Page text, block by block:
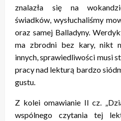
znalazła się na
świadków, wysłuchaliśmy
oraz samej Balladyny.
ma zbrodni bez kary, nikt
innych, sprawiedliwości musi
pracy nad lekturą bardzo
gustu.
Z kolei omawianie II cz.
wspólnego czytania tej